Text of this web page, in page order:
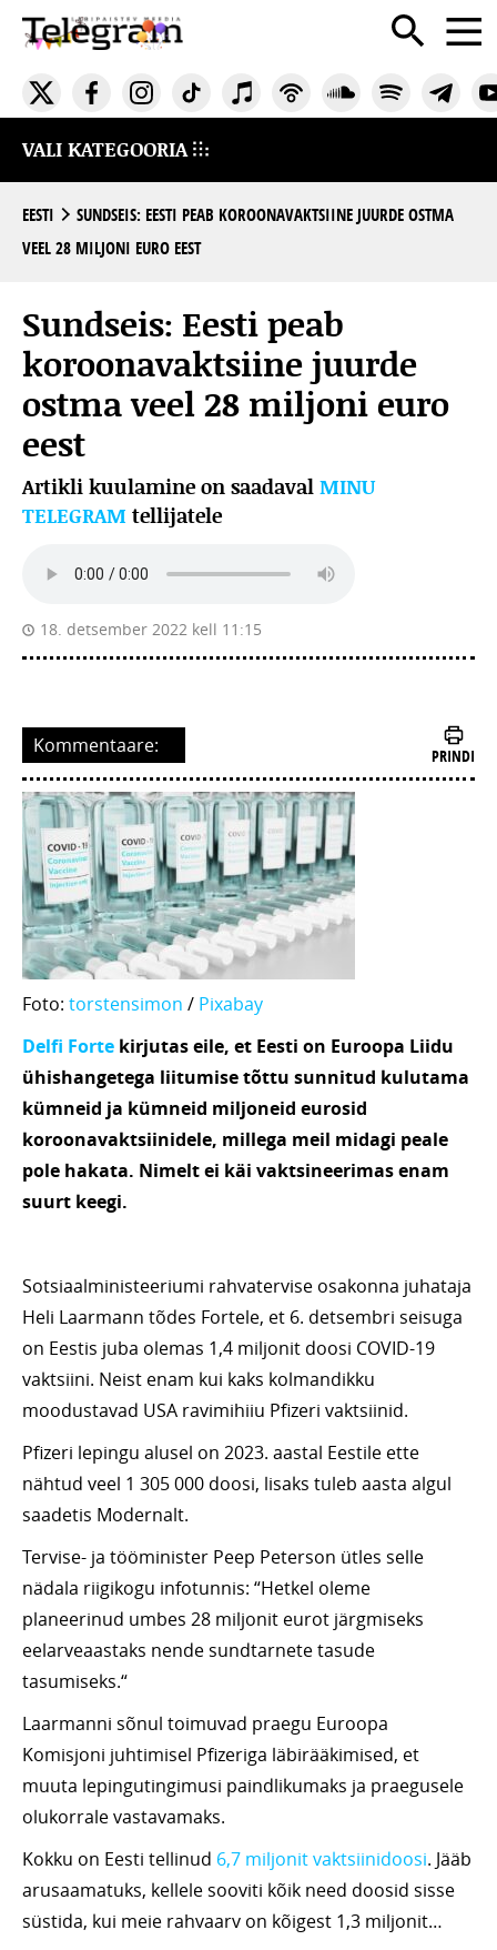
VALI KATEGOORIA
EESTI
SUNDSEIS: EESTI PEAB KOROONAVAKTSIINE JUURDE OSTMA
VEEL 28 MILJONI EURO EEST
Sundseis: Eesti peab
koroonavaktsiine juurde
ostma veel 28 miljoni euro
eest
Artikli kuulamine on saadaval MINU
TELEGRAM tellijatele
18. detsember 2022 kell 11:15
Kommentaare: PRINDI
Foto: torstensimon / Pixabay
Delfi Forte kirjutas eile, et Eesti on Euroopa Liidu
ühishangetega liitumise tõttu sunnitud kulutama
kümneid ja kümneid miljoneid eurosid
koroonavaktsiinidele, millega meil midagi peale
pole hakata. Nimelt ei käi vaktsineerimas enam
suurt keegi.
Sotsiaalministeeriumi rahvatervise osakonna juhataja
Heli Laarmann tõdes Fortele, et 6. detsembri seisuga
on Eestis juba olemas 1,4 miljonit doosi COVID-19
vaktsiini. Neist enam kui kaks kolmandikku
moodustavad USA ravimihiiu Pfizeri vaktsiinid.
Pfizeri lepingu alusel on 2023. aastal Eestile ette
nähtud veel 1 305 000 doosi, lisaks tuleb aasta algul
saadetis Modernalt.
Tervise- ja tööminister Peep Peterson ütles selle
nädala riigikogu infotunnis: “Hetkel oleme
planeerinud umbes 28 miljonit eurot järgmiseks
eelarveaastaks nende sundtarnete tasude
tasumiseks.“
Laarmanni sõnul toimuvad praegu Euroopa
Komisjoni juhtimisel Pfizeriga läbirääkimised, et
muuta lepingutingimusi paindlikumaks ja praegusele
olukorrale vastavamaks.
Kokku on Eesti tellinud 6,7 miljonit vaktsiinidoosi. Jääb
arusaamatuks, kellele sooviti kõik need doosid sisse
süstida, kui meie rahvaarv on kõigest 1,3 miljonit…